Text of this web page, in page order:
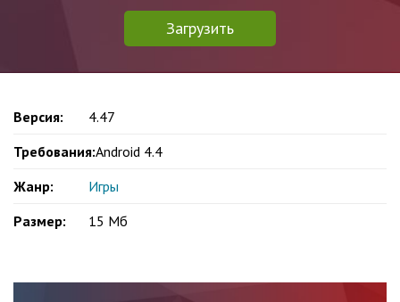
Загрузить
Версия:
4.47
Требования:Android 4.4
Жанр:
Игры
Размер:
15 Mб